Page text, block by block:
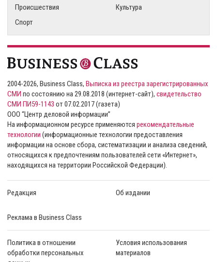
Происшествия
Культура
Спорт
2004-2026, Business Class, Выписка из реестра зарегистрированных
СМИ по состоянию на 29.08.2018 (интернет-сайт), свидетельство
СМИ ПИ59-1143 от 07.02.2017 (газета)
ООО “Центр деловой информации”
На информационном ресурсе применяются рекомендательные
технологии (информационные технологии предоставления
информации на основе сбора, систематизации и анализа сведений,
относящихся к предпочтениям пользователей сети «Интернет»,
находящихся на территории Российской Федерации).
Редакция Об издании
Реклама в Business Class
Политика в отношении
обработки персональных
Условия использования
материалов